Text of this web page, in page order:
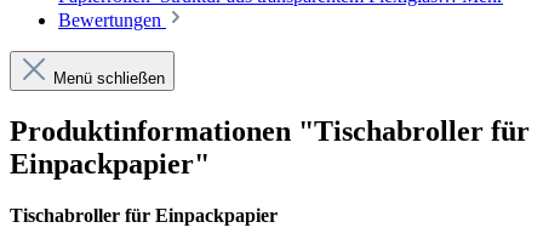
Bewertungen
Menü schließen
Produktinformationen "Tischabroller für
Einpackpapier"
Tischabroller für Einpackpapier